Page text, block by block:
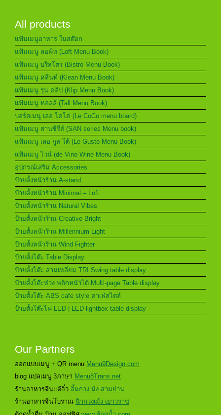
All products
แฟ้มเมนูอาหาร ในสต๊อก
แฟ้มเมนู ลอฟ์ท (Loft Menu Book)
แฟ้มเมนู บริสโตร (Bistro Menu Book)
แฟ้มเมนู คลีนท์ (Klean Menu Book)
แฟ้มเมนู รุ่น คลิป (Klip Menu Book)
แฟ้มเมนู ทอลล์ (Tall Menu Book)
บอร์ดเมนู เลอ โคโค่ (Le CoCo menu board)
แฟ้มเมนู สานซีรีส์ (SAN series Menu book)
แฟ้มเมนู เลอ กูส โต้ (Le Gusto Menu Book)
แฟ้มเมนู ไวน์ (de Vino Wine Menu Book)
อุปกรณ์เสริม Accessories
ป้ายตั้งหน้าร้าน A-stand
ป้ายตั้งหน้าร้าน Minimal – Loft
ป้ายตั้งหน้าร้าน Natural Vibes
ป้ายตั้งหน้าร้าน Creative Bright
ป้ายตั้งหน้าร้าน Millennium Light
ป้ายตั้งหน้าร้าน Wind Fighter
ป้ายตั้งโต๊ะ Table Display
ป้ายตั้งโต๊ะ สามเหลี่ยม TRI Swing table display
ป้ายตั้งโต๊ะห่วง พลิกหน้าได้ Multi-page Table display
ป้ายตั้งโต๊ะ ABS cafe style คาเฟ่สไตล์
ป้ายตั้งโต๊ะไฟ LED | LED lightbox table display
Our Partners
ออกแบบเมนู + QR menu Menu9Design.com
blog แปลเมนู 3ภาษา Menu8Trans.net
ร้านอาหารจีนแต้จิ๋ว ลิ้มกวงเม้ง สามย่าน
ร้านอาหารจีนโบราณ นิวกวงเม้ง เยาวราช